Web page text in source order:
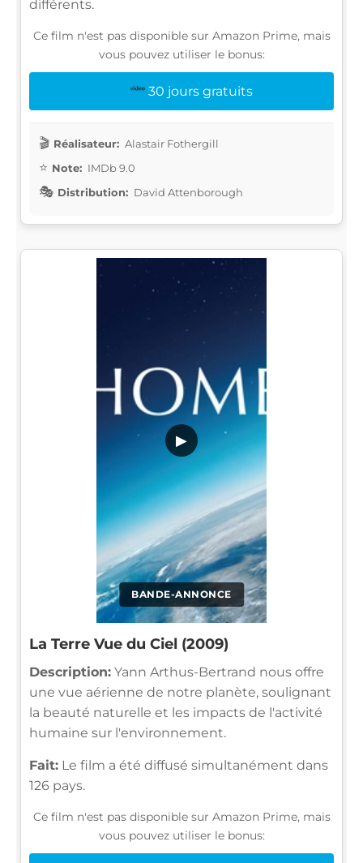
différents.
Ce film n'est pas disponible sur Amazon Prime, mais
vous pouvez utiliser le bonus:
30 jours gratuits
Réalisateur: Alastair Fothergill
Note: IMDb 9.0
Distribution: David Attenborough
BANDE-ANNONCE
▶
La Terre Vue du Ciel (2009)
Description: Yann Arthus-Bertrand nous offre
une vue aérienne de notre planète, soulignant
la beauté naturelle et les impacts de l'activité
humaine sur l'environnement.
Fait: Le film a été diffusé simultanément dans
126 pays.
Ce film n'est pas disponible sur Amazon Prime, mais
vous pouvez utiliser le bonus: